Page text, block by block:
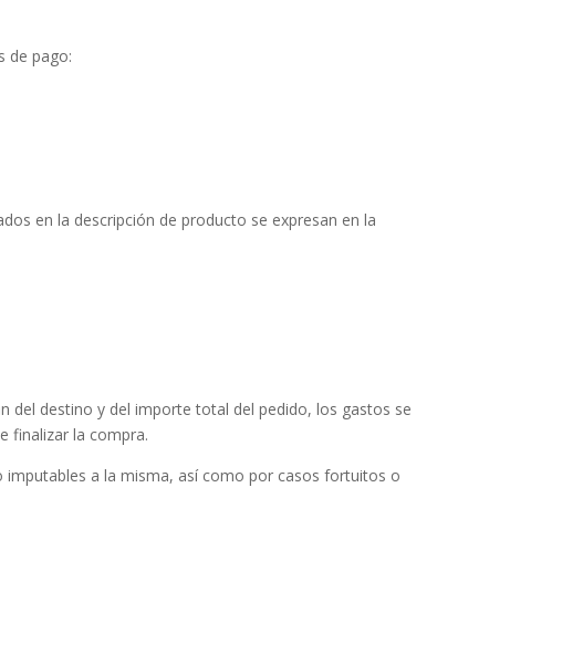
de pago:
en la descripción de producto se expresan en la
del destino y del importe total del pedido, los gastos se
finalizar la compra.
a la misma, así como por casos fortuitos o